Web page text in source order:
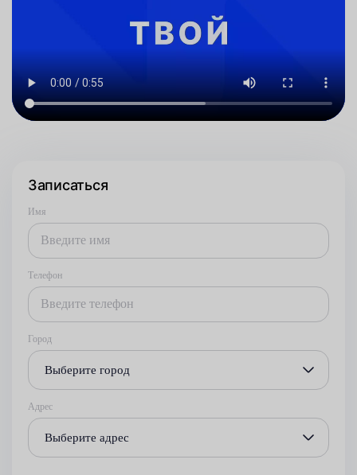
Записаться
Имя
Телефон
Город
Выберите город
Адрес
Выберите адрес